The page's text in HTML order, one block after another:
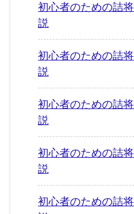
初心者のための詰
説
初心者のための詰
説
初心者のための詰
説
初心者のための詰
説
初心者のための